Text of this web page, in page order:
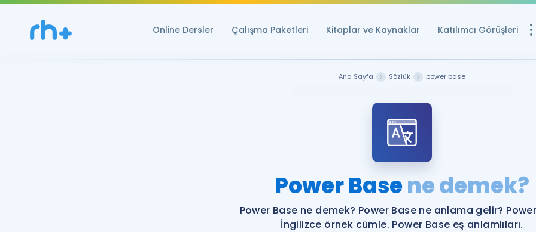
Online Dersler Çalışma Paketleri Kitaplar ve Kaynaklar Katılımcı Görüşleri
Ücretsiz
YDS ve YÖKDİL
YDS ve YÖKDİL'e
Ana Sayfa Sözlük power base
Power Basene demek?
Power Base ne demek? Power Base ne anlama gelir?
İngilizce örnek cümle. Power Base eş anlamlıları.